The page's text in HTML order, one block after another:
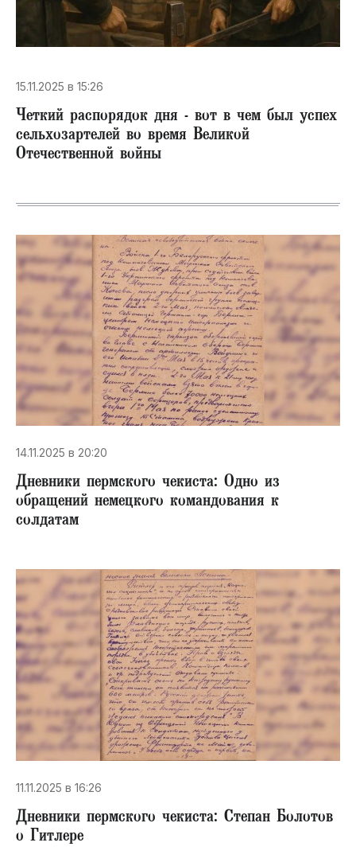
15.11.2025 в 15:26
Четкий распорядок дня - вот в чем был успех
сельхозартелей во время Великой
Отечественной войны
14.11.2025 в 20:20
Дневники пермского чекиста: Одно из
обращений немецкого командования к
солдатам
11.11.2025 в 16:26
Дневники пермского чекиста: Степан Болотов
о Гитлере